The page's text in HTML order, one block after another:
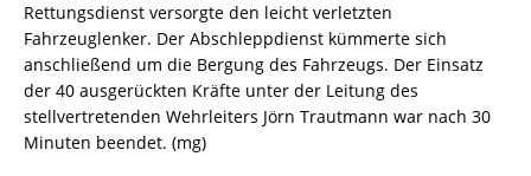
Rettungsdienst versorgte den leicht verletzten
Fahrzeuglenker. Der Abschleppdienst kümmerte sich
anschließend um die Bergung des Fahrzeugs. Der Einsatz
der 40 ausgerückten Kräfte unter der Leitung des
stellvertretenden Wehrleiters Jörn Trautmann war nach 30
Minuten beendet. (mg)